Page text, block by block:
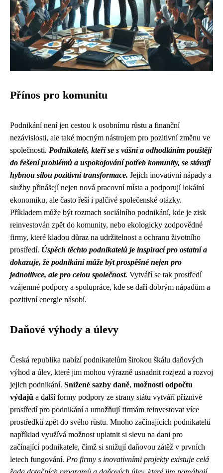
Přínos pro komunitu
Podnikání není jen cestou k osobnímu růstu a finanční
nezávislosti, ale také mocným nástrojem pro pozitivní změnu ve
společnosti. Podnikatelé, kteří se s vášní a odhodláním pouštějí
do řešení problémů a uspokojování potřeb komunity, se stávají
hybnou silou pozitivní transformace. Jejich inovativní nápady a
služby přinášejí nejen nová pracovní místa a podporují lokální
ekonomiku, ale často řeší i palčivé společenské otázky.
Příkladem může být rozmach sociálního podnikání, kde je zisk
reinvestován zpět do komunity, nebo ekologicky zodpovědné
firmy, které kladou důraz na udržitelnost a ochranu životního
prostředí. Úspěch těchto podnikatelů je inspirací pro ostatní a
dokazuje, že podnikání může být prospěšné nejen pro
jednotlivce, ale pro celou společnost. Vytváří se tak prostředí
vzájemné podpory a spolupráce, kde se daří dobrým nápadům a
pozitivní energie násobí.
Daňové výhody a úlevy
Česká republika nabízí podnikatelům širokou škálu daňových
výhod a úlev, které jim mohou výrazně usnadnit rozjezd a rozvoj
jejich podnikání. Snížené sazby daně, možnosti odpočtu
výdajů a další formy podpory ze strany státu vytváří příznivé
prostředí pro podnikání a umožňují firmám reinvestovat více
prostředků zpět do svého růstu. Mnoho začínajících podnikatelů
například využívá možnost uplatnit si slevu na dani pro
začínající podnikatele, čímž si snižují daňovou zátěž v prvních
letech fungování. Pro firmy s inovativními projekty existuje celá